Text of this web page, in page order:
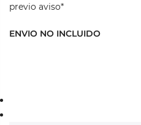
previo aviso*
ENVIO NO INCLUIDO